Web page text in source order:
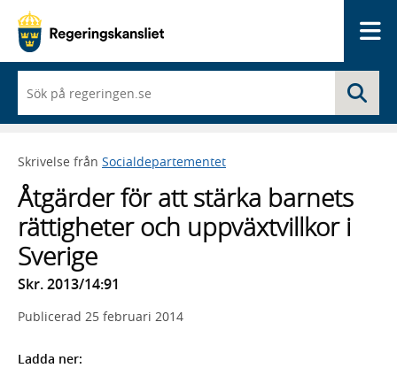
du
börjar
skriva
framträder
en
lista
med
sökförslag
Skrivelse från Socialdepartementet
Åtgärder för att stärka barnets
rättigheter och uppväxtvillkor i
Sverige
Skr. 2013/14:91
Publicerad 25 februari 2014
Ladda ner: